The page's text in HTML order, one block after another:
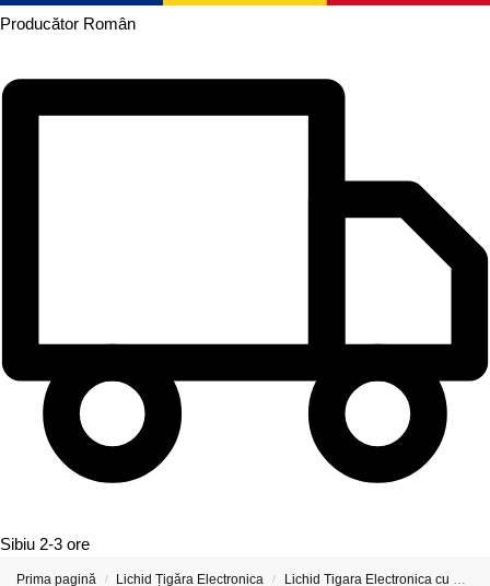
Producător Român
Sibiu 2-3 ore
Prima pagină / Lichid Țigăra Electronica / Lichid Tigara Electronica cu Nicotina